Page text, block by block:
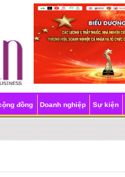
đồng Doanh nghiệp Sự kiện